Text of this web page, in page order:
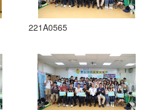
221A0565